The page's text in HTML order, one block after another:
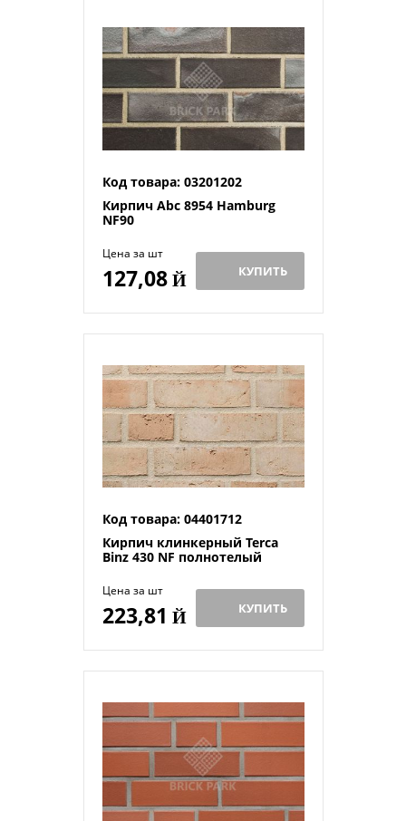
Код товара: 03201202
Кирпич Abc 8954 Hamburg
NF90
Цена за шт
127,08Й КУПИТЬ
Код товара: 04401712
Кирпич клинкерный Terca
Binz 430 NF полнотелый
Цена за шт
223,81 Й КУПИТЬ